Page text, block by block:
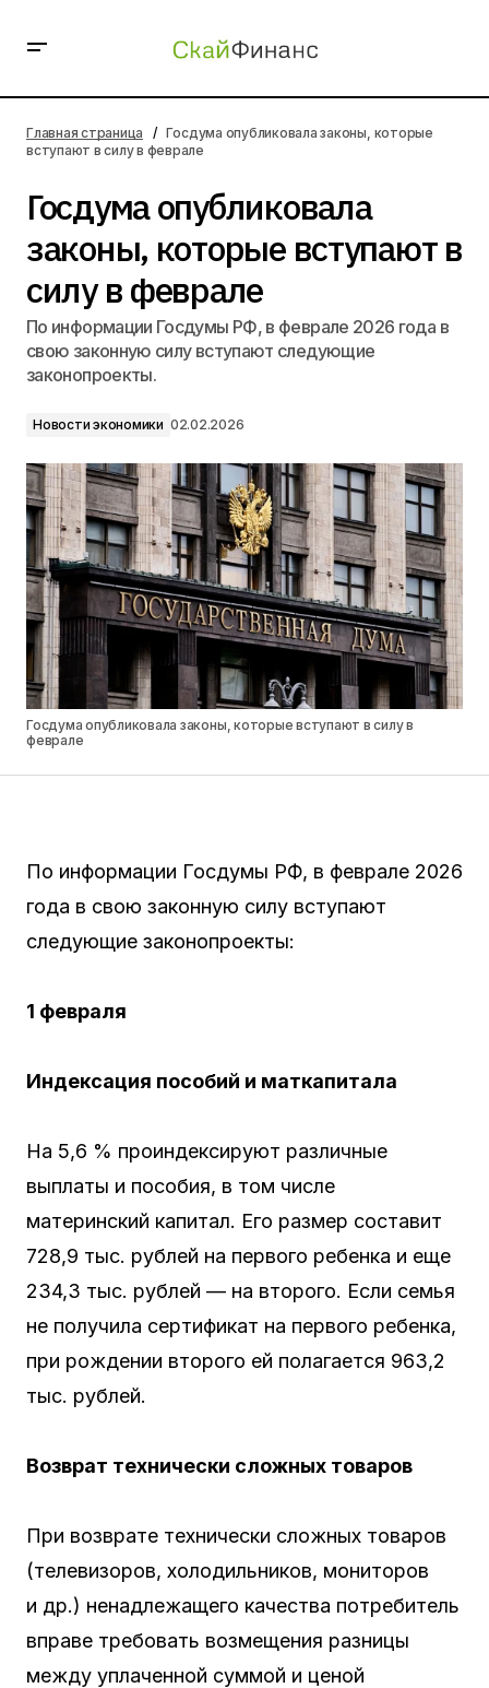
силу в феврале
Главная страница
Госдума опубликовала законы, которые
вступают в силу в феврале
Госдума опубликовала
законы, которые вступают в
силу в феврале
По информации Госдумы РФ, в феврале 2026 года в
свою законную силу вступают следующие
законопроекты.
Новости экономики 02.02.2026
Госдума опубликовала законы, которые вступают в силу в
феврале
По информации Госдумы РФ, в феврале 2026
года в свою законную силу вступают
следующие законопроекты:
1 февраля
Индексация пособий и маткапитала
На 5,6 % проиндексируют различные
выплаты и пособия, в том числе
материнский капитал. Его размер составит
728,9 тыс. рублей на первого ребенка и еще
234,3 тыс. рублей — на второго. Если семья
не получила сертификат на первого ребенка,
при рождении второго ей полагается 963,2
тыс. рублей.
Возврат технически сложных товаров
При возврате технически сложных товаров
(телевизоров, холодильников, мониторов
и др.) ненадлежащего качества потребитель
вправе требовать возмещения разницы
между уплаченной суммой и ценой